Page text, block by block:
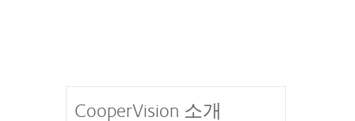
CooperVision 소개